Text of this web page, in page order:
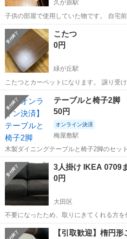
久が原駅
子供の部屋で使用していた物です。 自宅
へ差し上げます。 必ず希望引き取り日時
暖かくなる部品は取り外しています。
東京 大田区 久が原駅
こたつ
0円
緑が丘駅
こたつとカーペットになります。 譲り受け
東京 緑が丘駅 テーブル
テーブルと椅子2脚
50円
オンライン決済
梅屋敷駅
木製ダイニングテーブルと椅子2脚のセットです。 使用に
れがありますので、中古品にご理解のあ
椅子1脚は、裏面の金具が1つ欠品してい
がありますが、通常使用には問...
東京 大田区 梅屋敷駅 テーブル
3人掛け IKEA 0709
0円
大田区
不要になったため、取りにきてくれる方を優
飼っています 洗濯後お渡しします予定です
https://www.ikea.com/jp/ja/p/kivik-2-seat-
東京 大田区 テーブル
【引取歓迎】楕円